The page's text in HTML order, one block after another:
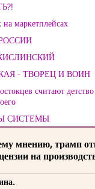
на маркетплейсах
- ТВОРЕЦ И ВОИН
считают
СИСТЕМЫ
мнению, трамп
на